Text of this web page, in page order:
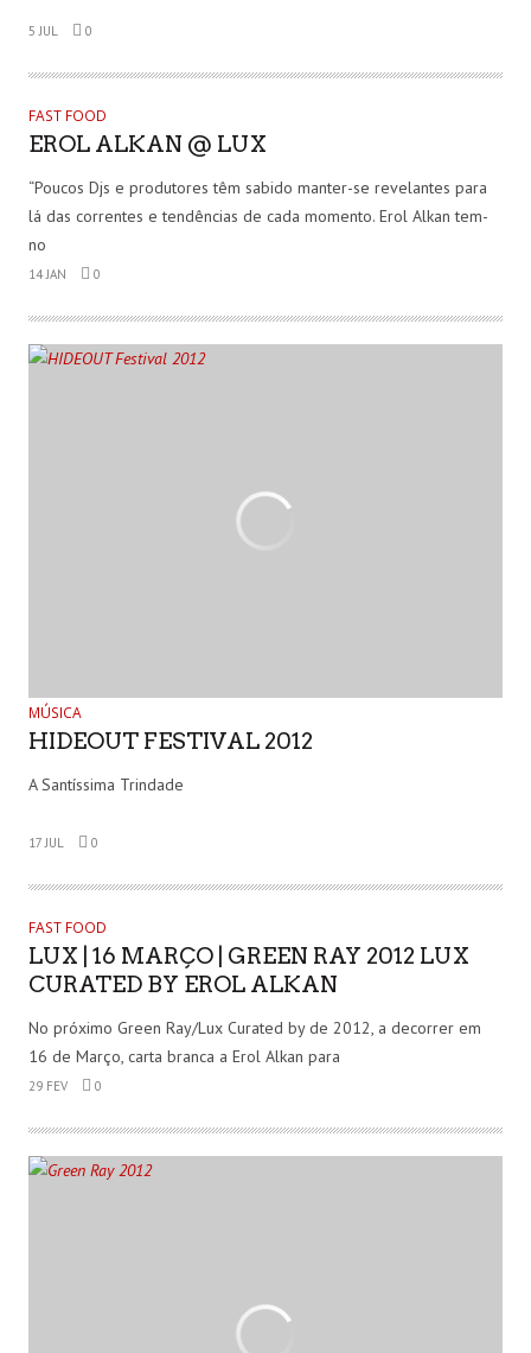
5 JUL 0
FAST FOOD
EROL ALKAN @ LUX
“Poucos Djs e produtores têm sabido manter-se revelantes para
lá das correntes e tendências de cada momento. Erol Alkan tem-
no
14 JAN 0
MÚSICA
HIDEOUT FESTIVAL 2012
A Santíssima Trindade
17 JUL 0
FAST FOOD
LUX | 16 MARÇO | GREEN RAY 2012 LUX
CURATED BY EROL ALKAN
No próximo Green Ray/Lux Curated by de 2012, a decorrer em
16 de Março, carta branca a Erol Alkan para
29 FEV 0